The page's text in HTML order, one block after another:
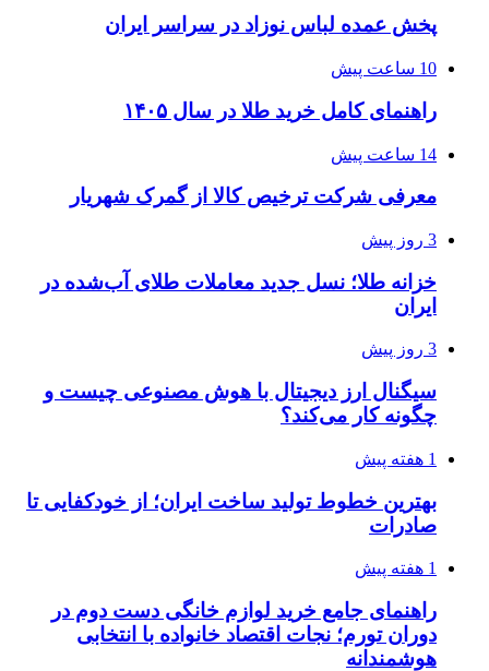
پخش عمده لباس نوزاد در سراسر ایران
10 ساعت پیش
راهنمای کامل خرید طلا در سال ۱۴۰۵
14 ساعت پیش
معرفی شرکت ترخیص کالا از گمرک شهریار
3 روز پیش
خزانه طلا؛ نسل جدید معاملات طلای آب‌شده در
ایران
3 روز پیش
سیگنال ارز دیجیتال با هوش مصنوعی چیست و
چگونه کار می‌کند؟
1 هفته پیش
بهترین خطوط تولید ساخت ایران؛ از خودکفایی تا
صادرات
1 هفته پیش
راهنمای جامع خرید لوازم خانگی دست دوم در
دوران تورم؛ نجات اقتصاد خانواده با انتخابی
هوشمندانه